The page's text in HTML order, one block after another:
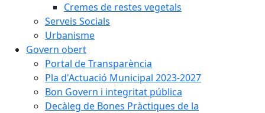
Cremes de restes vegetals
Serveis Socials
Urbanisme
Govern obert
Portal de Transparència
Pla d'Actuació Municipal 2023-2027
Bon Govern i integritat pública
Decàleg de Bones Pràctiques de la